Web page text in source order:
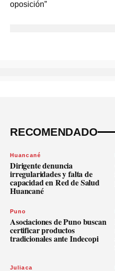
RECOMENDADO
Huancané
Dirigente denuncia
irregularidades y falta de
capacidad en Red de Salud
Huancané
Puno
Asociaciones de Puno buscan
certificar productos
tradicionales ante Indecopi
Juliaca